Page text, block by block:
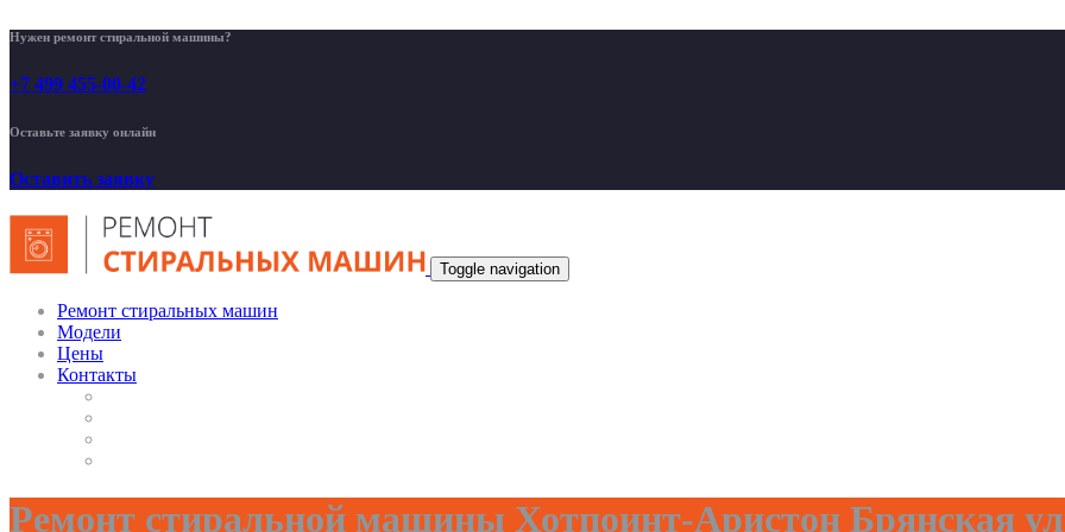
Нужен ремонт стиральной машины?
+7 499 455-00-42
Оставьте заявку онлайн
Оставить заявку
Toggle navigation
Ремонт стиральных машин
Модели
Цены
Контакты
Ремонт стиральной машины Хотпоинт-Аристон Брянская